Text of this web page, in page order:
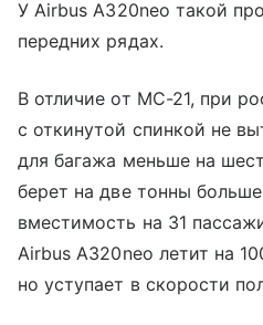
У Airbus A320neo такой
передних рядах.
В отличие от МС-21, при
с откинутой спинкой не
для багажа меньше на
берет на две тонны
вместимость на 31
Airbus А320neo летит на
но уступает в скорости